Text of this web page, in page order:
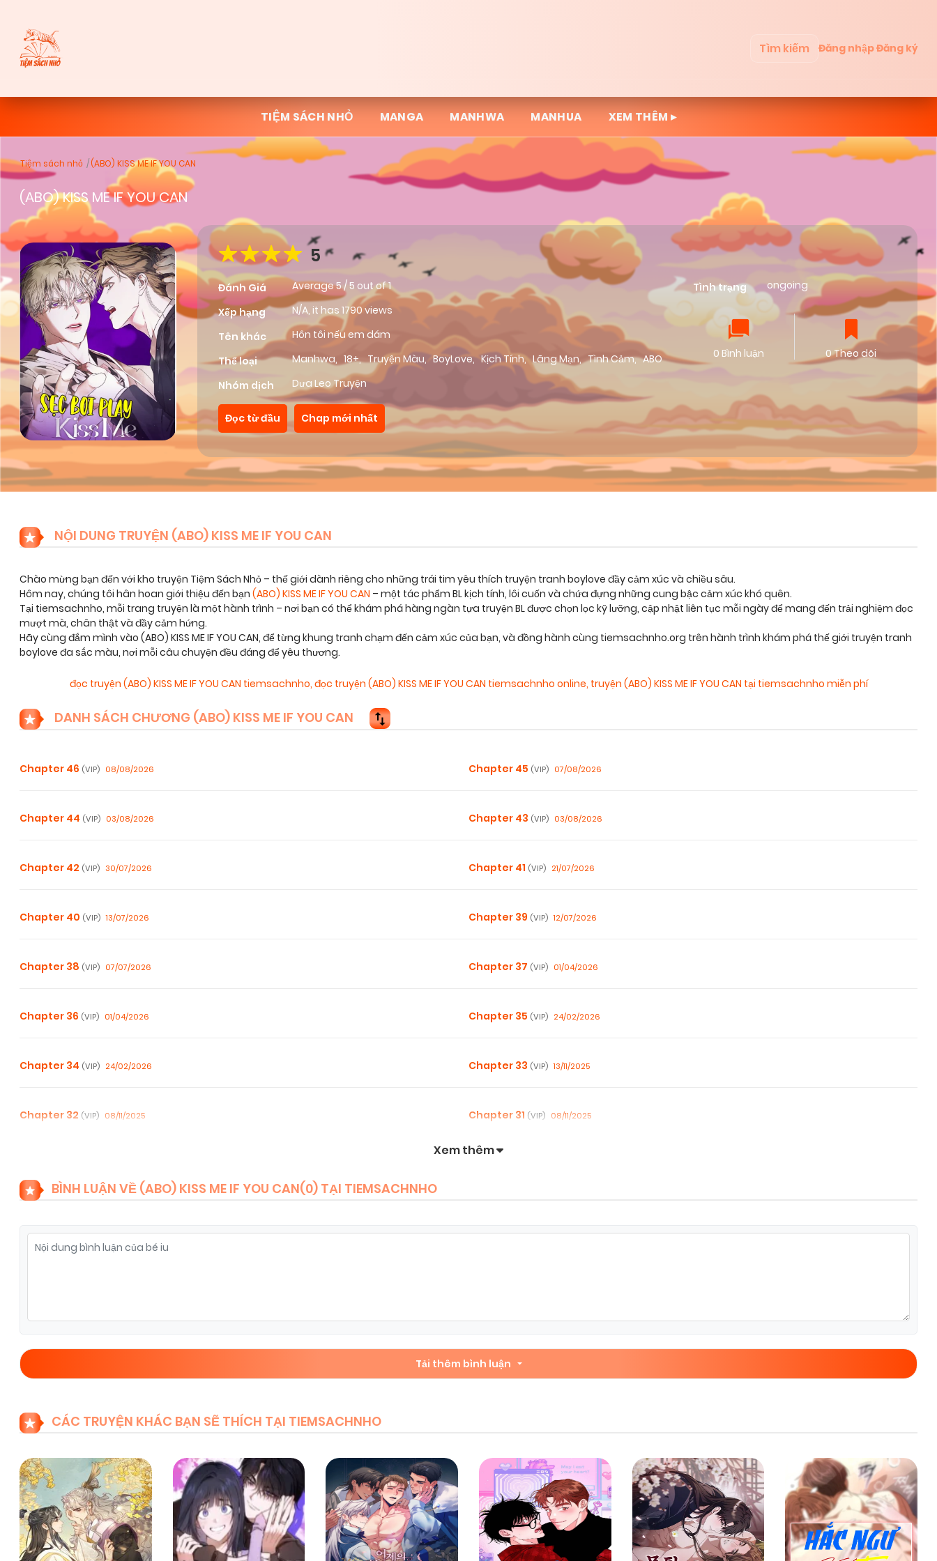
Tìm kiếm Đăng nhậpĐăng ký
TIỆM SÁCH NHỎ MANGA MANHWA MANHUA XEM THÊM ▸
Tiệm sách nhỏ (ABO) KISS ME IF YOU CAN
(ABO) KISS ME IF YOU CAN
5
Đánh Giá Average5/5 out of1
Xếp hạng
N/A, it has 1790 views
Tên khác
Hôn tôi nếu em dám
Thể loại
Manhwa, 18+, Truyện Màu, BoyLove, Kịch Tính, Lãng Mạn, Tình Cảm, ABO
Nhóm dịch
Dưa Leo Truyện
Tình trạng ongoing
0 Bình luận 0 Theo dõi
Đọc từ đầu Chap mới nhất
NỘI DUNG TRUYỆN (ABO) KISS ME IF YOU CAN
Chào mừng bạn đến với kho truyện Tiệm Sách Nhỏ – thế giới dành riêng cho những trái tim yêu thích truyện tranh boylove đầy cảm xúc và chiều sâu.
Hôm nay, chúng tôi hân hoan giới thiệu đến bạn (ABO) KISS ME IF YOU CAN – một tác phẩm BL kịch tính, lôi cuốn và chứa đựng những cung bậc cảm xúc khó quên.
Tại tiemsachnho, mỗi trang truyện là một hành trình – nơi bạn có thể khám phá hàng ngàn tựa truyện BL được chọn lọc kỹ lưỡng, cập nhật liên tục mỗi ngày để mang đến trải nghiệm đọc
mượt mà, chân thật và đầy cảm hứng.
Hãy cùng đắm mình vào (ABO) KISS ME IF YOU CAN, để từng khung tranh chạm đến cảm xúc của bạn, và đồng hành cùng tiemsachnho.org trên hành trình khám phá thế giới truyện tranh
boylove đa sắc màu, nơi mỗi câu chuyện đều đáng để yêu thương.
đọc truyện (ABO) KISS ME IF YOU CAN tiemsachnho, đọc truyện (ABO) KISS ME IF YOU CAN tiemsachnho online, truyện (ABO) KISS ME IF YOU CAN tại tiemsachnho miễn phí
DANH SÁCH CHƯƠNG (ABO) KISS ME IF YOU CAN
Chapter 46 (VIP) 08/08/2026 Chapter 45 (VIP) 07/08/2026
Chapter 44 (VIP) 03/08/2026 Chapter 43 (VIP) 03/08/2026
Chapter 42 (VIP) 30/07/2026 Chapter 41 (VIP) 21/07/2026
Chapter 40 (VIP) 13/07/2026 Chapter 39 (VIP) 12/07/2026
Chapter 38 (VIP) 07/07/2026 Chapter 37 (VIP) 01/04/2026
Chapter 36 (VIP) 01/04/2026 Chapter 35 (VIP) 24/02/2026
Chapter 34 (VIP) 24/02/2026 Chapter 33 (VIP) 13/11/2025
Chapter 32 (VIP) 08/11/2025 Chapter 31 (VIP) 08/11/2025
Chapter 22 Chapter 21
Chapter 20 08/11/2025
Chapter 18 (VIP) 08/11/2025 Chapter 17(VIP)
Chapter 16(VIP) 08/11/2025 Chapter 15 (VIP) 08/11/2025
Xem thêm
BÌNH LUẬN VỀ (ABO) KISS ME IF YOU CAN(0) TẠI TIEMSACHNHO
Tải thêm bình luận
CÁC TRUYỆN KHÁC BẠN SẼ THÍCH TẠI TIEMSACHNHO